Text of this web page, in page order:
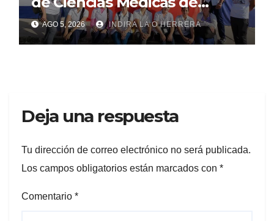
Mayabeque realizan
pesquisa
AGO 5, 2026 INDIRA LA O HERRERA
Deja una respuesta
Tu dirección de correo electrónico no será publicada.
Los campos obligatorios están marcados con *
Comentario *